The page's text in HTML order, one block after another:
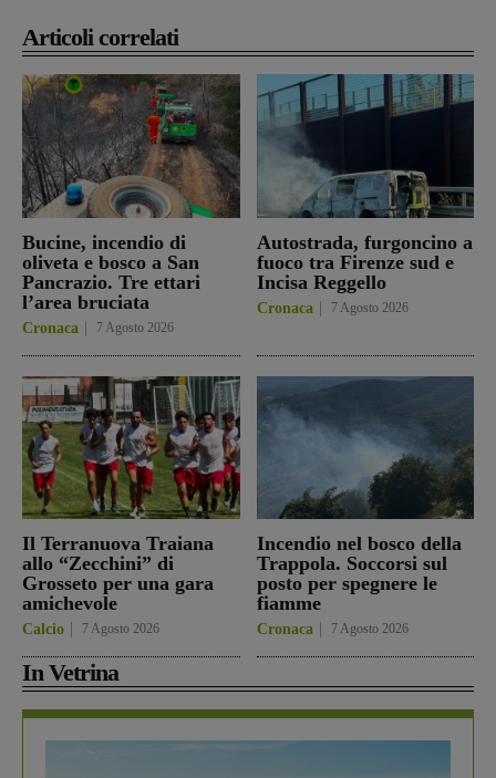
Articoli correlati
Bucine, incendio di
oliveta e bosco a San
Pancrazio. Tre ettari
l’area bruciata
Cronaca 7 Agosto 2026
Autostrada, furgoncino a
fuoco tra Firenze sud e
Incisa Reggello
Cronaca 7 Agosto 2026
Il Terranuova Traiana
allo “Zecchini” di
Grosseto per una gara
amichevole
Calcio 7 Agosto 2026
Incendio nel bosco della
Trappola. Soccorsi sul
posto per spegnere le
fiamme
Cronaca 7 Agosto 2026
In Vetrina